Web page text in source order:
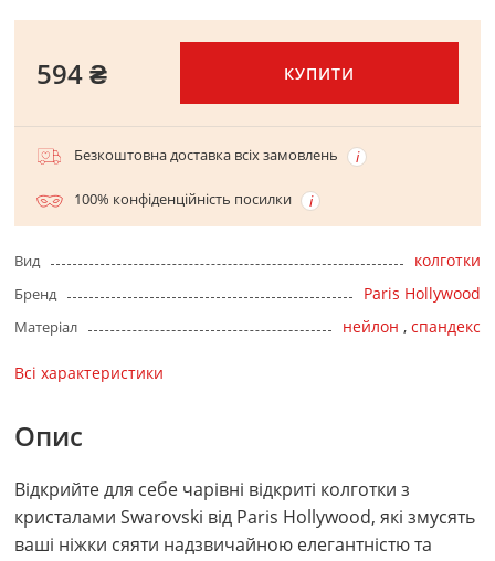
594 ₴ КУПИТИ
Безкоштовна доставка всіх замовлень
100% конфіденційність посилки
Вид колготки
Бренд Paris Hollywood
Матеріал нейлон , спандекс
Всі характеристики
Опис
Відкрийте для себе чарівні відкриті колготки з
кристалами Swarovski від Paris Hollywood, які змусять
ваші ніжки сяяти надзвичайною елегантністю та